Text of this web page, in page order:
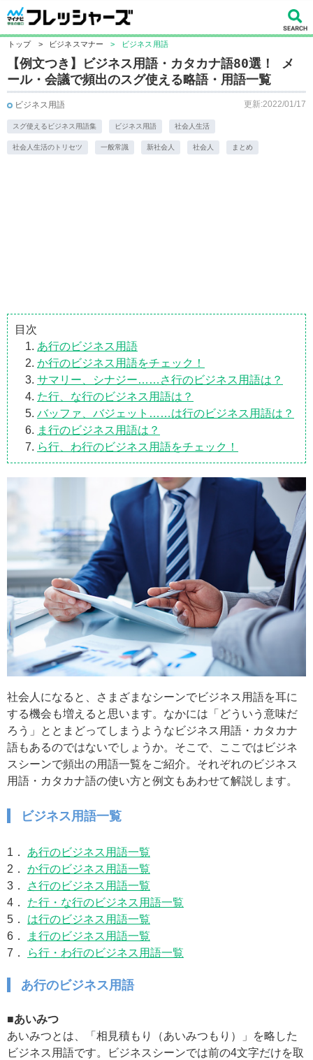
トップ > ビジネスマナー > ビジネス用語
【例文つき】ビジネス用語・カタカナ語80選！ メ
ール・会議で頻出のスグ使える略語・用語一覧
ビジネス用語 更新:2022/01/17
スグ使えるビジネス用語集 ビジネス用語 社会人生活
社会人生活のトリセツ 一般常識 新社会人 社会人 まとめ
目次
あ行のビジネス用語
か行のビジネス用語をチェック！
サマリー、シナジー……さ行のビジネス用語は？
た行、な行のビジネス用語は？
バッファ、バジェット……は行のビジネス用語は？
ま行のビジネス用語は？
ら行、わ行のビジネス用語をチェック！
社会人になると、さまざまなシーンでビジネス用語を耳に
する機会も増えると思います。なかには「どういう意味だ
ろう」ととまどってしまうようなビジネス用語・カタカナ
語もあるのではないでしょうか。そこで、ここではビジネ
スシーンで頻出の用語一覧をご紹介。それぞれのビジネス
用語・カタカナ語の使い方と例文もあわせて解説します。
ビジネス用語一覧
1． あ行のビジネス用語一覧
2． か行のビジネス用語一覧
3．
さ行のビジネス用語一覧
4． た行・な行のビジネス用語一覧
5． は行のビジネス用語一覧
6．
ま行のビジネス用語一覧
7．
ら行・わ行のビジネス用語一覧
あ行のビジネス用語
■あいみつ
あいみつとは、「相見積もり（あいみつもり）」を略した
ビジネス用語です。ビジネスシーンでは前の4文字だけを取